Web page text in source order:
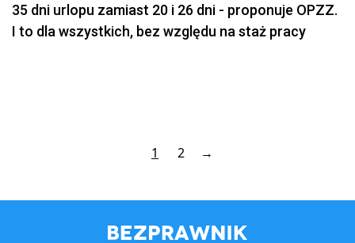
35 dni urlopu zamiast 20 i 26 dni - proponuje OPZZ.
I to dla wszystkich, bez względu na staż pracy
1 2 →